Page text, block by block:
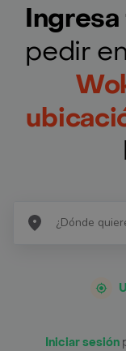
pedir
Iniciar sesión